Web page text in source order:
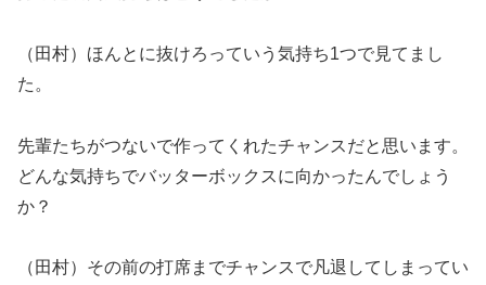
（田村）ほんとに抜けろっていう気持ち1つで見てまし
た。
先輩たちがつないで作ってくれたチャンスだと思います。
どんな気持ちでバッターボックスに向かったんでしょう
か？
（田村）その前の打席までチャンスで凡退してしまってい